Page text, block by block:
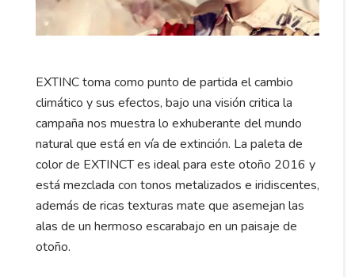
EXTINC toma como punto de partida el cambio
climático y sus efectos, bajo una visión critica la
campaña nos muestra lo exhuberante del mundo
natural que está en vía de extinción. La paleta de
color de EXTINCT es ideal para este otoño 2016 y
está mezclada con tonos metalizados e iridiscentes,
además de ricas texturas mate que asemejan las
alas de un hermoso escarabajo en un paisaje de
otoño.